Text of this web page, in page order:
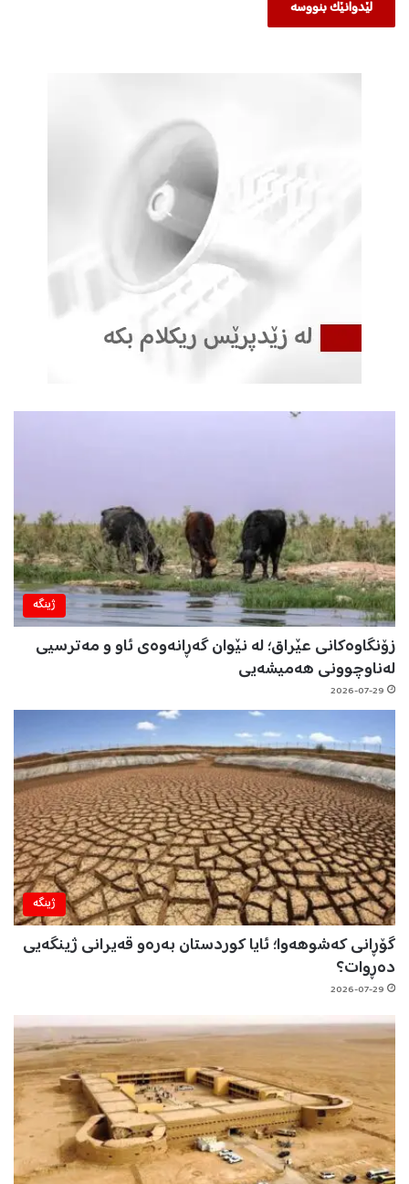
ژینگه‌
زۆنگاوەکانی عێراق؛ لە نێوان گەڕانەوەی ئاو و مەترسیی
لەناوچوونی هەمیشەیی
2026-07-29
ژینگه‌
گۆڕانی کەشوهەوا؛ ئایا کوردستان بەرەو قەیرانی ژینگەیی
دەڕوات؟
2026-07-29